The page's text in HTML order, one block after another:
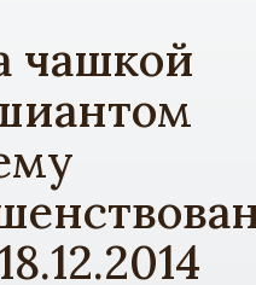
чашкой